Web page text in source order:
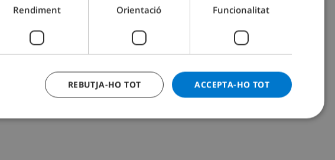
Dutxa, Pica, Lavabo
SPANISH
CATALAN
DANISH
Rendiment Orientació Funcionalitat
ACCEPTA-HO TOT
REBUTJA-HO TOT